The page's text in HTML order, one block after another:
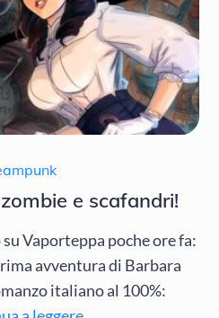
e scafandri!
Vaporteppa poche ore fa:
avventura di Barbara
italiano al 100%: